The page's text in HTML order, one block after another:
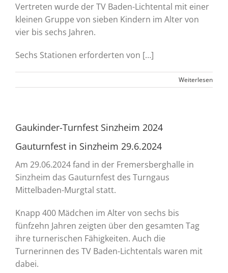
Vertreten wurde der TV Baden-Lichtental mit einer
kleinen Gruppe von sieben Kindern im Alter von
vier bis sechs Jahren.
Sechs Stationen erforderten von […]
Weiterlesen
Gaukinder-Turnfest Sinzheim 2024
Gauturnfest in Sinzheim 29.6.2024
Am 29.06.2024 fand in der Fremersberghalle in
Sinzheim das Gauturnfest des Turngaus
Mittelbaden-Murgtal statt.
Knapp 400 Mädchen im Alter von sechs bis
fünfzehn Jahren zeigten über den gesamten Tag
ihre turnerischen Fähigkeiten. Auch die
Turnerinnen des TV Baden-Lichtentals waren mit
dabei.